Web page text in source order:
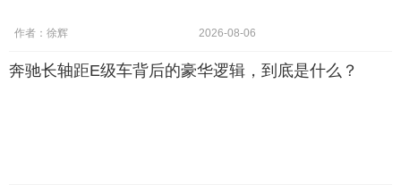
作者：徐辉 2026-08-06
奔驰长轴距E级车背后的豪华逻辑，到底是什么？